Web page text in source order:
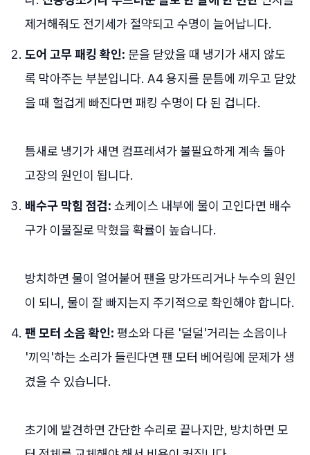
제거해줘도 전기세가 절약되고 수명이 늘어납니다.
도어 고무 패킹 확인: 문을 닫았을 때 냉기가 새지 않도
록 막아주는 부분입니다. A4 용지를 문틈에 끼우고 닫았
을 때 헐겁게 빠진다면 패킹 수명이 다 된 겁니다.
틈새로 냉기가 새면 컴프레셔가 불필요하게 계속 돌아
고장의 원인이 됩니다.
배수구 막힘 점검: 쇼케이스 내부에 물이 고인다면 배수
구가 이물질로 막혔을 확률이 높습니다.
방치하면 물이 얼어붙어 팬을 망가뜨리거나 누수의 원인
이 되니, 물이 잘 빠지는지 주기적으로 확인해야 합니다.
팬 모터 소음 확인: 평소와 다른 '덜덜'거리는 소음이나
'끼익'하는 소리가 들린다면 팬 모터 베어링에 문제가 생
겼을 수 있습니다.
초기에 발견하면 간단한 수리로 끝나지만, 방치하면 모